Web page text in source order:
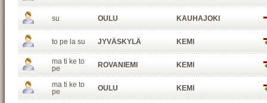
su OULU KAUHAJOKI
to pe la su JYVÄSKYLÄ KEMI
ma ti ke to
pe
ROVANIEMI KEMI
ma ti ke to
pe
OULU KEMI